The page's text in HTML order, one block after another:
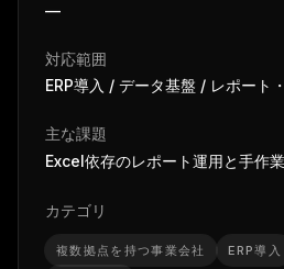
—
対応範囲
ERP導入 / データ基盤 / レポート
主な課題
Excel依存のレポート運用と手作
カテゴリ
複数拠点を持つ事業会社 ERP導入